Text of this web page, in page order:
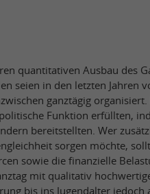
quantitativen Ausbau des
seien in den letzten Jahren
ganztägig
Funktion erfüllten,
bereitstellten. Wer
sorgen möchte,
sowie die finanzielle
mit qualitativ
bis ins Jugendalter jedoch